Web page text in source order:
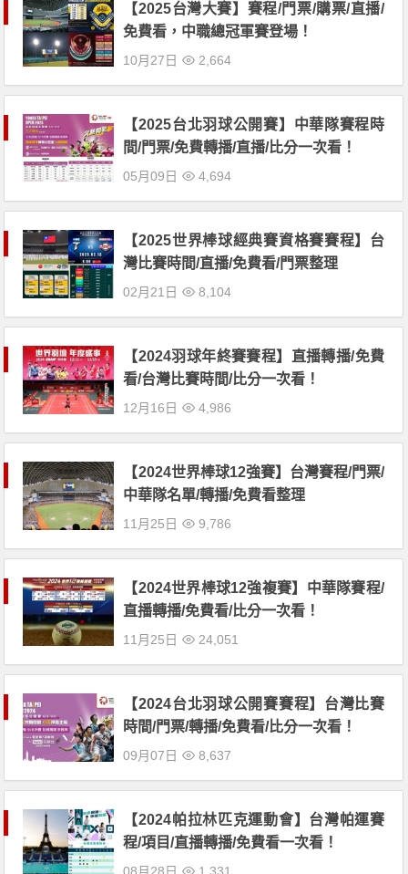
【2025台灣大賽】賽程/門票/購票/直播/
免費看，中職總冠軍賽登場！
10月27日 2,664
【2025台北羽球公開賽】中華隊賽程時
間/門票/免費轉播/直播/比分一次看！
05月09日 4,694
【2025世界棒球經典賽資格賽賽程】台
灣比賽時間/直播/免費看/門票整理
02月21日 8,104
【2024羽球年終賽賽程】直播轉播/免費
看/台灣比賽時間/比分一次看！
12月16日 4,986
【2024世界棒球12強賽】台灣賽程/門票/
中華隊名單/轉播/免費看整理
11月25日 9,786
【2024世界棒球12強複賽】中華隊賽程/
直播轉播/免費看/比分一次看！
11月25日 24,051
【2024台北羽球公開賽賽程】台灣比賽
時間/門票/轉播/免費看/比分一次看！
09月07日 8,637
【2024帕拉林匹克運動會】台灣帕運賽
程/項目/直播轉播/免費看一次看！